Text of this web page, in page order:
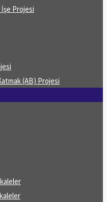
İşe Projesi
(AB) Projesi